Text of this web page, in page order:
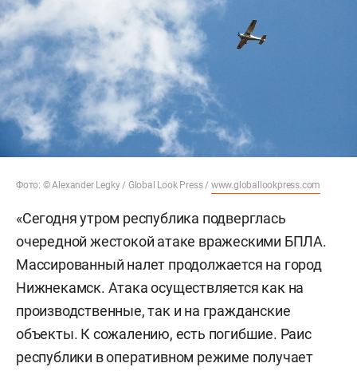
Фото: © Alexander Legky / Global Look Press / www.globallookpress.com
«Сегодня утром республика подверглась
очередной жестокой атаке вражескими БПЛА.
Массированный налет продолжается на город
Нижнекамск. Атака осуществляется как на
производственные, так и на гражданские
объекты. К сожалению, есть погибшие. Раис
республики в оперативном режиме получает